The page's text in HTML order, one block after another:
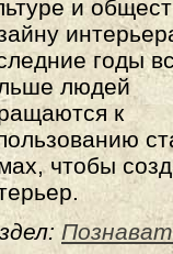
и
годы
людей
к
чтобы